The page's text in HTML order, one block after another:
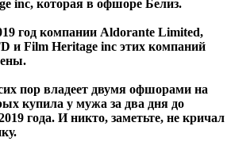
inc, которая в офшоре Белиз.
год компании Aldorante Limited,
и Film Heritage inc этих компаний
пор владеет двумя офшорами на
купила у мужа за два дня до
года. И никто, заметьте, не кричал